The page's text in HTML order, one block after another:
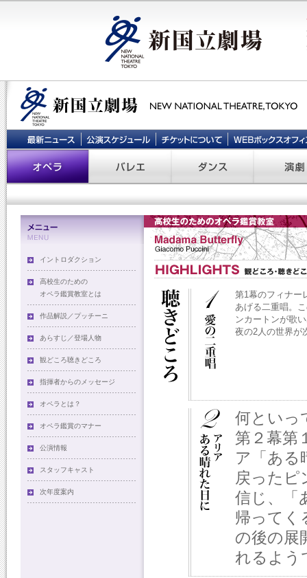
イントロダクション
高校生のための
オペラ鑑賞教室とは
作品解説／プッチーニ
あらすじ／登場人物
観どころ聴きどころ
指揮者からのメッセージ
オペラとは？
オペラ鑑賞のマナー
公演情報
スタッフキャスト
次年度案内
第1幕のフィナー
あげる二重唱。
ンカートンが歌
夜の2人の世界が
何といっ
第２幕第
ア「ある
戻ったピ
信じ、「
帰ってく
の後の展
れるよう